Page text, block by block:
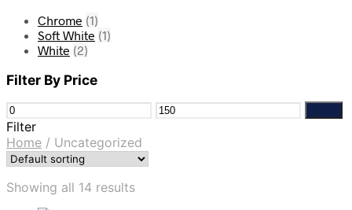
Chrome (1)
Soft White (1)
White (2)
Filter By Price
Min
price
Max
price
Filter
Home / Uncategorized
Showing all 14 results